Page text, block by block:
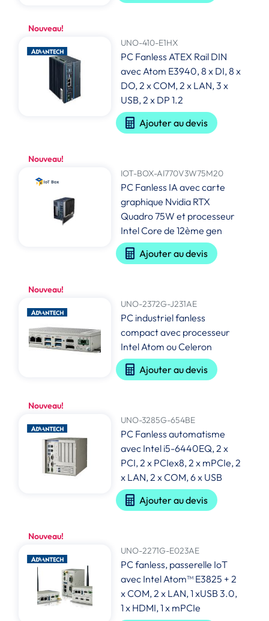
Nouveau!
UNO-410-E1HX
PC Fanless ATEX Rail DIN
avec Atom E3940, 8 x DI, 8 x
DO, 2 x COM, 2 x LAN, 3 x
USB, 2 x DP 1.2
Ajouter au devis
Nouveau!
IOT-BOX-AI770V3W75M20
PC Fanless IA avec carte
graphique Nvidia RTX
Quadro 75W et processeur
Intel Core de 12ème gen
Ajouter au devis
Nouveau!
UNO-2372G-J231AE
PC industriel fanless
compact avec processeur
Intel Atom ou Celeron
Ajouter au devis
Nouveau!
UNO-3285G-654BE
PC Fanless automatisme
avec Intel i5-6440EQ, 2 x
PCI, 2 x PCIex8, 2 x mPCIe, 2
x LAN, 2 x COM, 6 x USB
Ajouter au devis
Nouveau!
UNO-2271G-E023AE
PC fanless, passerelle IoT
avec Intel Atom™ E3825 + 2
x COM, 2 x LAN, 1 xUSB 3.0,
1 x HDMI, 1 x mPCIe